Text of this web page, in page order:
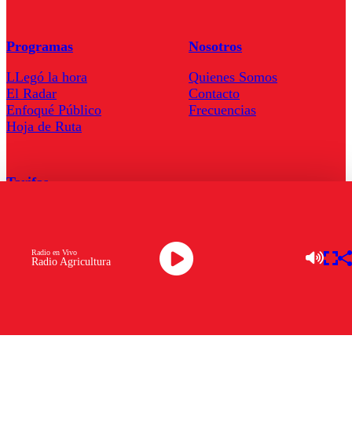
Radio Agricultura
Radio en Vivo
Programas
LLegó la hora
El Radar
Enfoqué Público
Hoja de Ruta
Nosotros
Quienes Somos
Contacto
Frecuencias
Tarifas
Descarga la APP